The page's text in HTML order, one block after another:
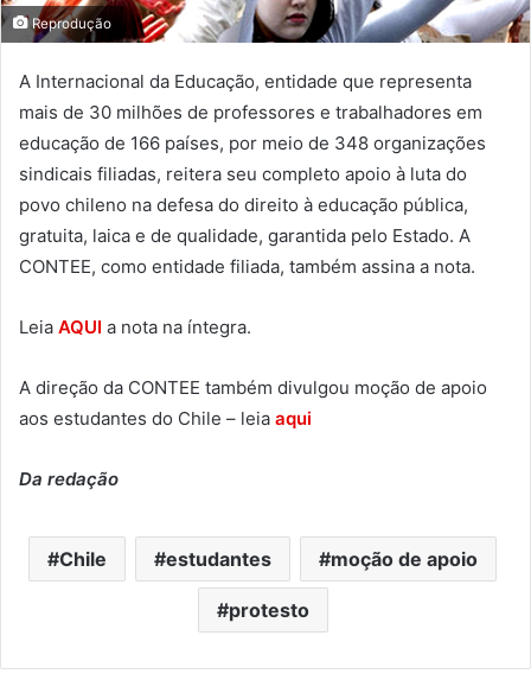
Reprodução
A Internacional da Educação, entidade que representa
mais de 30 milhões de professores e trabalhadores em
educação de 166 países, por meio de 348 organizações
sindicais filiadas, reitera seu completo apoio à luta do
povo chileno na defesa do direito à educação pública,
gratuita, laica e de qualidade, garantida pelo Estado. A
CONTEE, como entidade filiada, também assina a nota.
Leia AQUI a nota na íntegra.
A direção da CONTEE também divulgou moção de apoio
aos estudantes do Chile – leia aqui
Da redação
Chile estudantes moção de apoio
protesto